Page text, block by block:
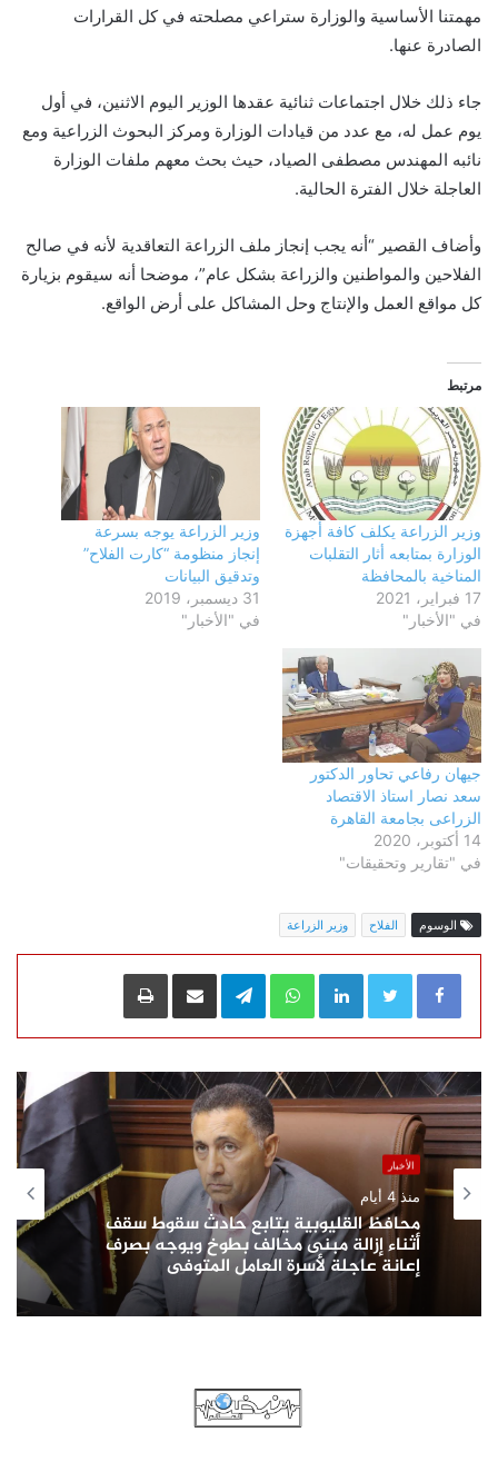
مهمتنا الأساسية والوزارة ستراعي مصلحته في كل القرارات
الصادرة عنها.
جاء ذلك خلال اجتماعات ثنائية عقدها الوزير اليوم الاثنين، في أول
يوم عمل له، مع عدد من قيادات الوزارة ومركز البحوث الزراعية ومع
نائبه المهندس مصطفى الصياد، حيث بحث معهم ملفات الوزارة
العاجلة خلال الفترة الحالية.
وأضاف القصير “أنه يجب إنجاز ملف الزراعة التعاقدية لأنه في صالح
الفلاحين والمواطنين والزراعة بشكل عام”، موضحا أنه سيقوم بزيارة
كل مواقع العمل والإنتاج وحل المشاكل على أرض الواقع.
مرتبط
وزير الزراعة يكلف كافة أجهزة
الوزارة بمتابعه أثار التقلبات
المناخية بالمحافظة
17 فبراير، 2021
في "الأخبار"
وزير الزراعة يوجه بسرعة
إنجاز منظومة “كارت الفلاح”
وتدقيق البيانات
31 ديسمبر، 2019
في "الأخبار"
جيهان رفاعي تحاور الدكتور
سعد نصار استاذ الاقتصاد
الزراعى بجامعة القاهرة
14 أكتوبر، 2020
في "تقارير وتحقيقات"
الوسوم الفلاح وزير الزراعة
LinkedIn
WhatsApp
Telegramمشاركة عبر البريد طباعة
الأخبار
منذ 4 أيام
محافظ القليوبية يتابع حادث سقوط سقف
أثناء إزالة مبنى مخالف بطوخ ويوجه بصرف
إعانة عاجلة لأسرة العامل المتوفى